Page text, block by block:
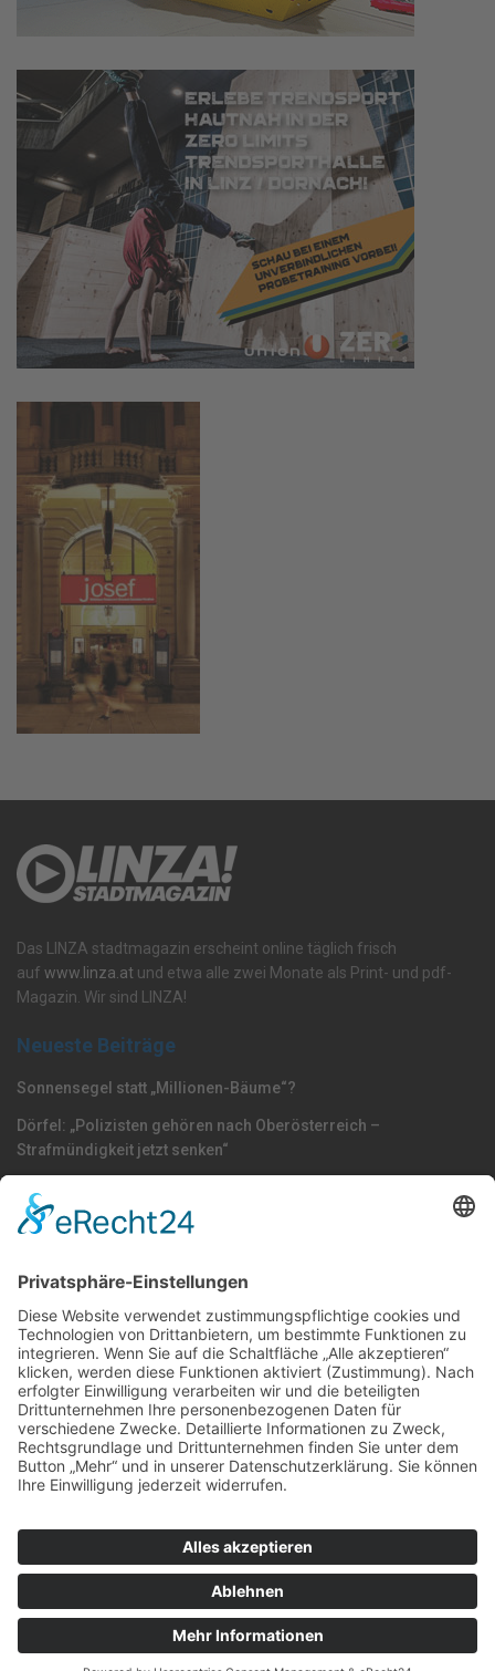
Das LINZA stadtmagazin erscheint online täglich frisch
auf www.linza.at und etwa alle zwei Monate als Print- und pdf-
Magazin. Wir sind LINZA!
Neueste Beiträge
Sonnensegel statt „Millionen-Bäume“?
Dörfel: „Polizisten gehören nach Oberösterreich –
Strafmündigkeit jetzt senken“
jetzigen Standort weg
Events
Freizeit
Galerie
Klima
Kultur
Linz
LINZAgschichten
Meinung
Politik
Sport
Unterwegs
VerQUERt I Satire
Wels
Downloadbereich
© 2025 wilson holz I Wilhelm